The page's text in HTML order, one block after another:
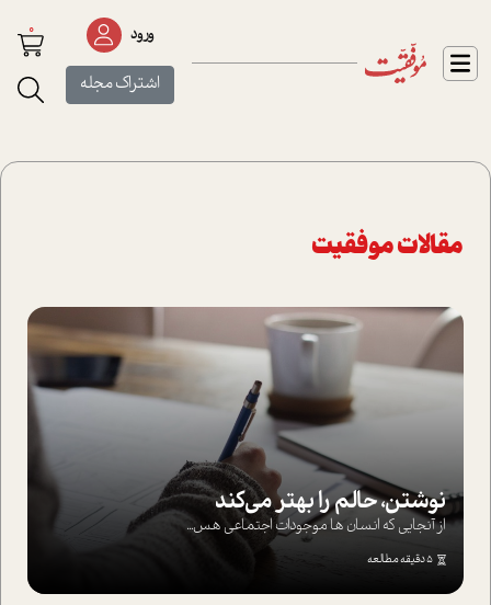
ورود
اشتراک مجله
0
مقالات موفقیت
نوشتن، حالم را بهتر می‌کند
از آنجایی که انسان ها موجودات اجتماعی هس...
5 دقیقه مطالعه